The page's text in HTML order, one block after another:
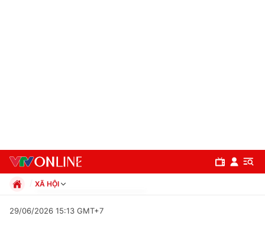
XÃ HỘI
Xã hội
29/06/2026 15:13 GMT+7